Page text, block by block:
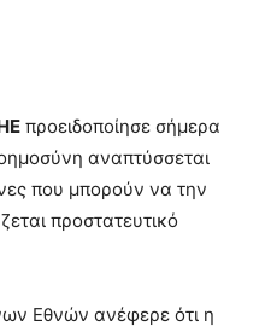
προειδοποίησε σήμερα
αναπτύσσεται
που μπορούν να την
προστατευτικό
Εθνών ανέφερε ότι η